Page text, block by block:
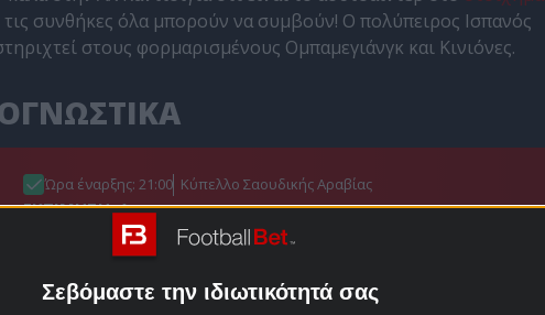
Σεβόμαστε την ιδιωτικότητά σας
συνθήκες όλα μπορούν να συμβούν! Ο πολύπειρος Ισπανός
στους φορμαρισμένους Ομπαμεγιάνγκ και Κινιόνες.
Ώρα έναρξης: 21:00 Κύπελλο Σαουδικής Αραβίας
ΕΚΤΙΜΗΣΗ: 1
Απόδοση: 2.18